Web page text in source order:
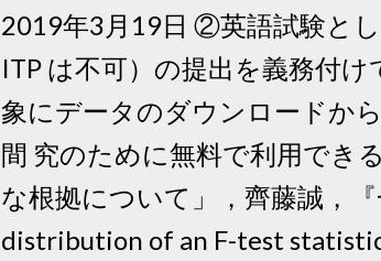
2019年3月19日 ②英語試験と
ITP は不可）の提出を義務付
象にデータのダウンロードか
間 究のために無料で利用でき
な根拠について」，齊藤誠，
distribution of an F-test